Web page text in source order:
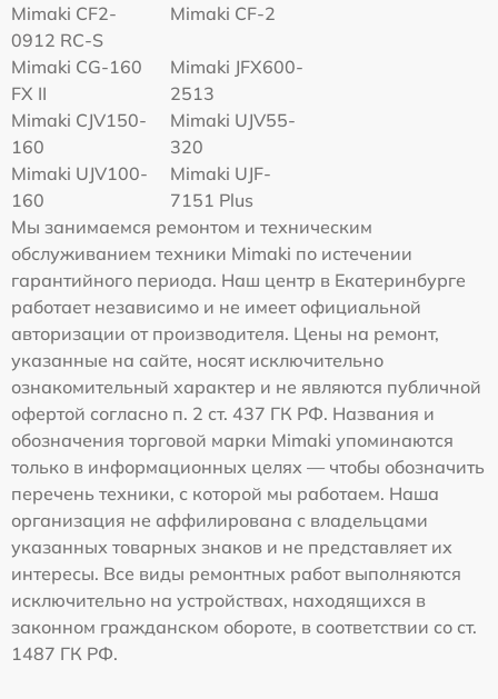
Mimaki CF2-
0912 RC-S
Mimaki CF-2
Mimaki CG-160
FX II
Mimaki JFX600-
2513
Mimaki СJV150-
160
Mimaki UJV55-
320
Mimaki UJV100-
160
Mimaki UJF-
7151 Plus
Мы занимаемся ремонтом и техническим
обслуживанием техники Mimaki по истечении
гарантийного периода. Наш центр в Екатеринбурге
работает независимо и не имеет официальной
авторизации от производителя. Цены на ремонт,
указанные на сайте, носят исключительно
ознакомительный характер и не являются публичной
офертой согласно п. 2 ст. 437 ГК РФ. Названия и
обозначения торговой марки Mimaki упоминаются
только в информационных целях — чтобы обозначить
перечень техники, с которой мы работаем. Наша
организация не аффилирована с владельцами
указанных товарных знаков и не представляет их
интересы. Все виды ремонтных работ выполняются
исключительно на устройствах, находящихся в
законном гражданском обороте, в соответствии со ст.
1487 ГК РФ.